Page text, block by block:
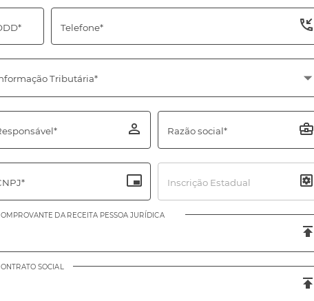
Telefone*
Tributária*
Razão social*
Inscrição Estadual
DA RECEITA PESSOA JURÍDICA
SOCIAL